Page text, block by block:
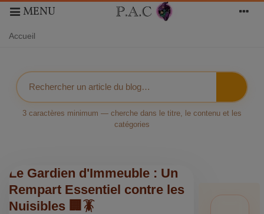
MENU
Accueil
3 caractères minimum — cherche dans le titre, le contenu et les
catégories
Le Gardien d'Immeuble : Un
Rempart Essentiel contre les
Nuisibles 🏢🪳